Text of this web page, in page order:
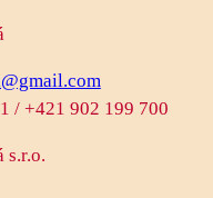
/ +421 902 199 700
s.r.o.